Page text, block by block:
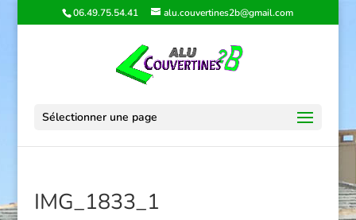
06.49.75.54.41 alu.couvertines2b@gmail.com
Sélectionner une page
IMG_1833_1